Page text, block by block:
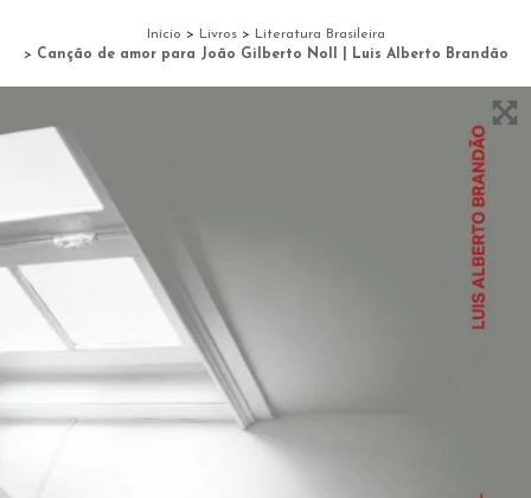
Início > Livros > Literatura Brasileira
> Canção de amor para João Gilberto Noll | Luis Alberto Brandão